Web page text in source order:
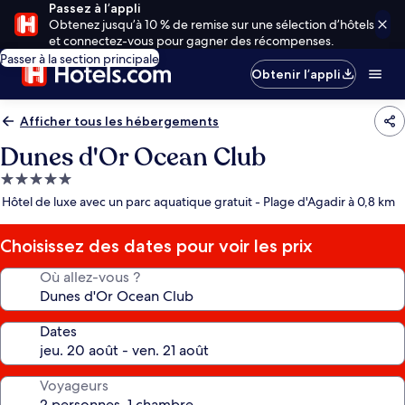
Passez à l’appli
Obtenez jusqu’à 10 % de remise sur une sélection d’hôtels
et connectez-vous pour gagner des récompenses.
Passer à la section principale
Obtenir l’appli
Afficher tous les hébergements
Dunes d'Or Ocean Club
Hébergement
5.0 étoiles
Hôtel de luxe avec un parc aquatique gratuit - Plage d'Agadir à 0,8 km
Choisissez des dates pour voir les prix
Où allez-vous ?
Dates
Voyageurs